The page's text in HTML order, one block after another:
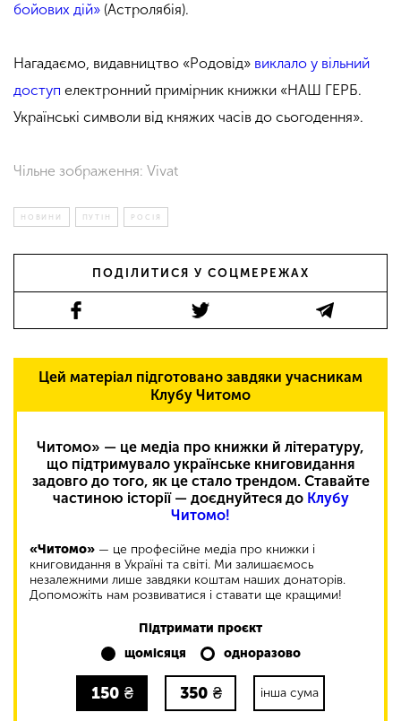
бойових дій» (Астролябія).
Нагадаємо, видавництво «Родовід» виклало у вільний
доступ електронний примірник книжки «НАШ ГЕРБ.
Українські символи від княжих часів до сьогодення».
Чільне зображення: Vivat
НОВИНИ ПУТІН РОСІЯ
ПОДІЛИТИСЯ У СОЦМЕРЕЖАХ
Цей матеріал підготовано завдяки учасникам
Клубу Читомо
Читомо» — це медіа про книжки й літературу,
що підтримувало українське книговидання
задовго до того, як це стало трендом. Ставайте
частиною історії — доєднуйтеся до Клубу
Читомо!
«Читомо» — це професійне медіа про книжки і
книговидання в Україні та світі. Ми залишаємось
незалежними лише завдяки коштам наших донаторів.
Допоможіть нам розвиватися і ставати ще кращими!
Підтримати проєкт
щомісяця
одноразово
150 ₴ 350 ₴ інша сума